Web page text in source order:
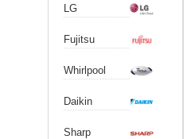
LG
Fujitsu
Whirlpool
Daikin
Sharp